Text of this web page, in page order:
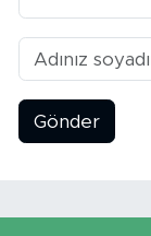
Gönder